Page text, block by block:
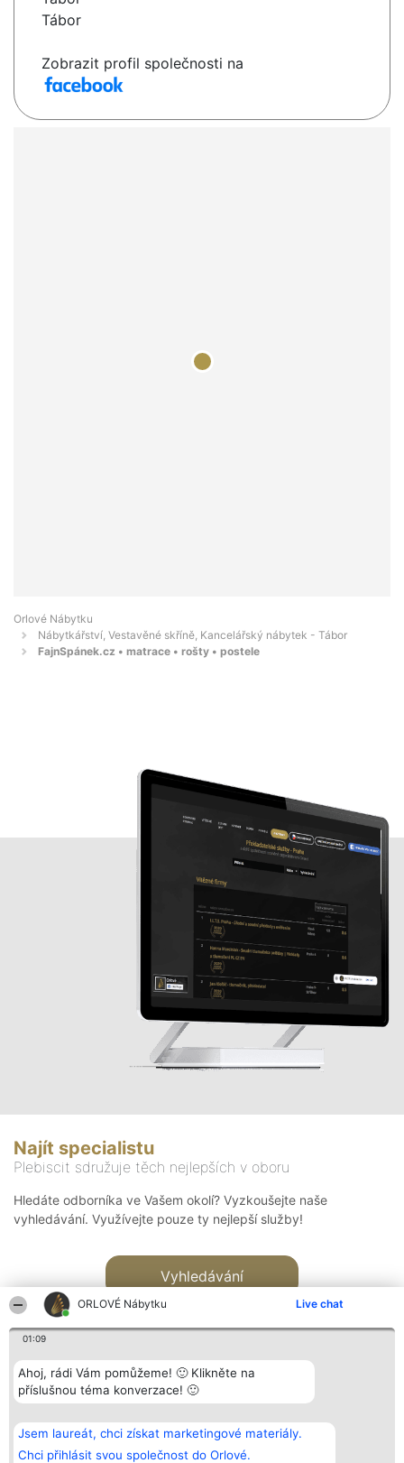
ORLOVÉ Nábytku Live chat
01:09
Ahoj, rádi Vám pomůžeme! 🙂 Klikněte na
příslušnou téma konverzace! 🙂
Jsem laureát, chci získat marketingové materiály.
Chci přihlásit svou společnost do Orlové.
Tábor
Zobrazit profil společnosti na
Orlové Nábytku
Nábytkářství, Vestavěné skříně, Kancelářský nábytek - Tábor
FajnSpánek.cz • matrace • rošty • postele
Najít specialistu
Plebiscit sdružuje těch nejlepších v oboru
Hledáte odborníka ve Vašem okolí? Vyzkoušejte naše
vyhledávání. Využívejte pouze ty nejlepší služby!
Vyhledávání
Bright Side Solutions sp. z o.
o. sp. k.
ul. Ruska 22
Vítězové
Seznam všech
laureátů
Kontakt